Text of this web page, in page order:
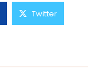
Twitter